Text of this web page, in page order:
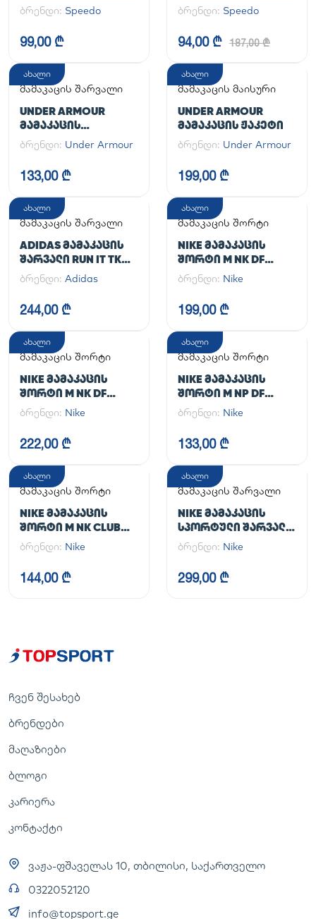
ბრენდი: Speedo
99,00 ₾
ბრენდი: Speedo
94,00 ₾ 187,00 ₾
ახალი
მამაკაცის შარვალი
UNDER ARMOUR
ᲛᲐᲛᲐᲙᲐᲪᲘᲡ
ᲡᲞᲝᲠᲢᲣᲚᲘ ᲨᲐᲠᲕᲐᲚᲘ
UA CG ARMOUR
LEGGINGS
ბრენდი: Under Armour
133,00 ₾
ახალი
მამაკაცის მაისური
UNDER ARMOUR
ᲛᲐᲛᲐᲙᲐᲪᲘᲡ ᲟᲐᲙᲔᲢᲘ
ბრენდი: Under Armour
199,00 ₾
ახალი
მამაკაცის შარვალი
ADIDAS ᲛᲐᲛᲐᲙᲐᲪᲘᲡ
ᲨᲐᲠᲕᲐᲚᲘ RUN IT TKO
PANT
ბრენდი: Adidas
244,00 ₾
ახალი
მამაკაცის შორტი
NIKE ᲛᲐᲛᲐᲙᲐᲪᲘᲡ
ᲨᲝᲠᲢᲘ M NK DF
UNLIMITED WVN 7IN
ბრენდი: Nike
199,00 ₾
ახალი
მამაკაცის შორტი
NIKE ᲛᲐᲛᲐᲙᲐᲪᲘᲡ
ᲨᲝᲠᲢᲘ M NK DF
UNLIMITED WVN 7IN
2IN1
ბრენდი: Nike
222,00 ₾
ახალი
მამაკაცის შორტი
NIKE ᲛᲐᲛᲐᲙᲐᲪᲘᲡ
ᲨᲝᲠᲢᲘ M NP DF
LONG SHORT
ბრენდი: Nike
133,00 ₾
ახალი
მამაკაცის შორტი
NIKE ᲛᲐᲛᲐᲙᲐᲪᲘᲡ
ᲨᲝᲠᲢᲘ M NK CLUB
FLOW SHORT
ბრენდი: Nike
144,00 ₾
ახალი
მამაკაცის შარვალი
NIKE ᲛᲐᲛᲐᲙᲐᲪᲘᲡ
ᲡᲞᲝᲠᲢᲣᲚᲘ ᲨᲐᲠᲕᲐᲚᲘ
M NK DF UNLIMITED
PANT TPR
ბრენდი: Nike
299,00 ₾
ჩვენ შესახებ
ბრენდები
მაღაზიები
ბლოგი
კარიერა
კონტაქტი
ვაჟა-ფშაველას 10, თბილისი, საქართველო
0322052120
info@topsport.ge